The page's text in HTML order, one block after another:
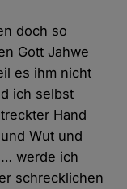
doch so
Gott Jahwe
es ihm nicht
ich selbst
Hand
Wut und
werde ich
schrecklichen